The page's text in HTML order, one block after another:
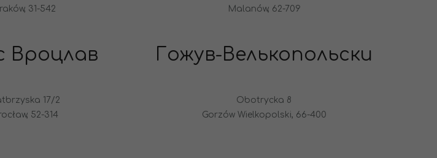
31-542
Malanów, 62-709
Вроцлав
17/2
52-314
Гожув-Велькопольски
Obotrycka 8
Gorzów Wielkopolski, 66-400